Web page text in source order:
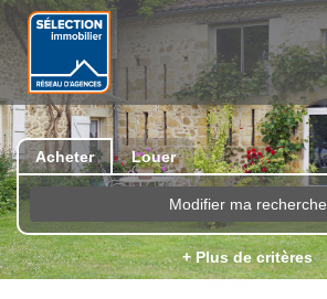
Acheter Louer
Modifier ma recherche
+ Plus de critères